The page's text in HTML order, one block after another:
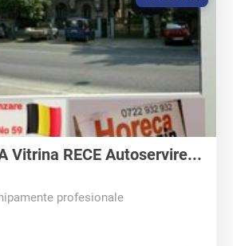
Vitrina RECE Autoservire...
profesionale